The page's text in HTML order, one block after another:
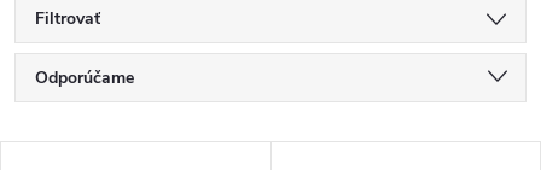
Filtrovať
a
e
Odporúčame